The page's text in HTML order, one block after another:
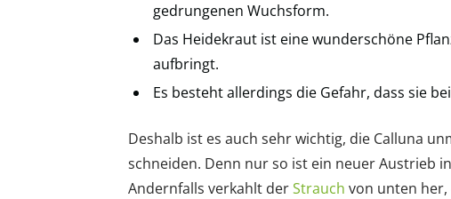
gedrungenen Wuchsform.
Das Heidekraut ist eine wunderschöne
aufbringt.
Es besteht allerdings die Gefahr, dass sie
Deshalb ist es auch sehr wichtig, die Calluna
schneiden. Denn nur so ist ein neuer Austrieb
Andernfalls verkahlt derStrauch von unten her,